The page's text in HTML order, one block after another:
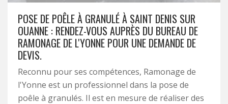
POSE DE POÊLE À GRANULÉ À SAINT DENIS SUR
OUANNE : RENDEZ-VOUS AUPRÈS DU BUREAU DE
RAMONAGE DE L'YONNE POUR UNE DEMANDE DE
DEVIS.
Reconnu pour ses compétences, Ramonage de
l'Yonne est un professionnel dans la pose de
poêle à granulés. Il est en mesure de réaliser des